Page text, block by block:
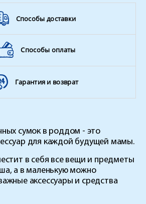
Способы доставки
Способы оплаты
Гарантия и возврат
сумок в роддом - это
для каждой будущей мамы.
в себя все вещи и предметы
а в маленькую можно
аксессуары и средства